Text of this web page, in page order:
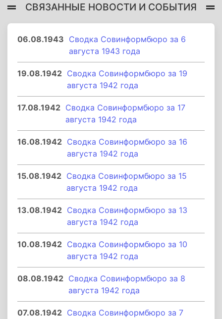
СВЯЗАННЫЕ НОВОСТИ И СОБЫТИЯ
06.08.1943 Сводка Совинформбюро за 6
августа 1943 года
19.08.1942 Сводка Совинформбюро за 19
августа 1942 года
17.08.1942 Сводка Совинформбюро за 17
августа 1942 года
16.08.1942 Сводка Совинформбюро за 16
августа 1942 года
15.08.1942 Сводка Совинформбюро за 15
августа 1942 года
13.08.1942 Сводка Совинформбюро за 13
августа 1942 года
10.08.1942 Сводка Совинформбюро за 10
августа 1942 года
08.08.1942 Сводка Совинформбюро за 8
августа 1942 года
07.08.1942 Сводка Совинформбюро за 7